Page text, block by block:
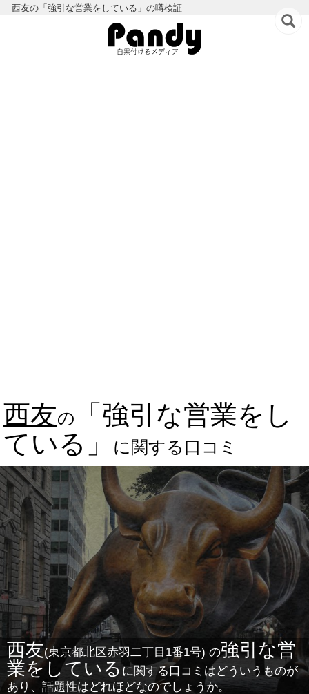
西友の「強引な営業をしている」の噂検証
西友の
「強引な営業をし
ている」
に関する口コミ
西友(東京都北区赤羽二丁目1番1号) の強引な営
業をしているに関する口コミはどういうものが
あり、話題性はどれほどなのでしょうか。